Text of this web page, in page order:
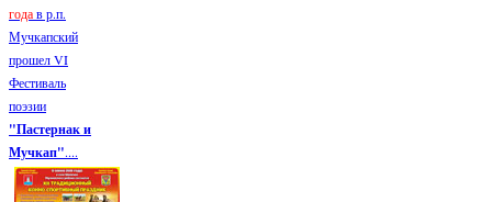
годав р.п.
Мучкапский
прошел VI
Фестиваль
поэзии
"Пастернак и
Мучкап"....